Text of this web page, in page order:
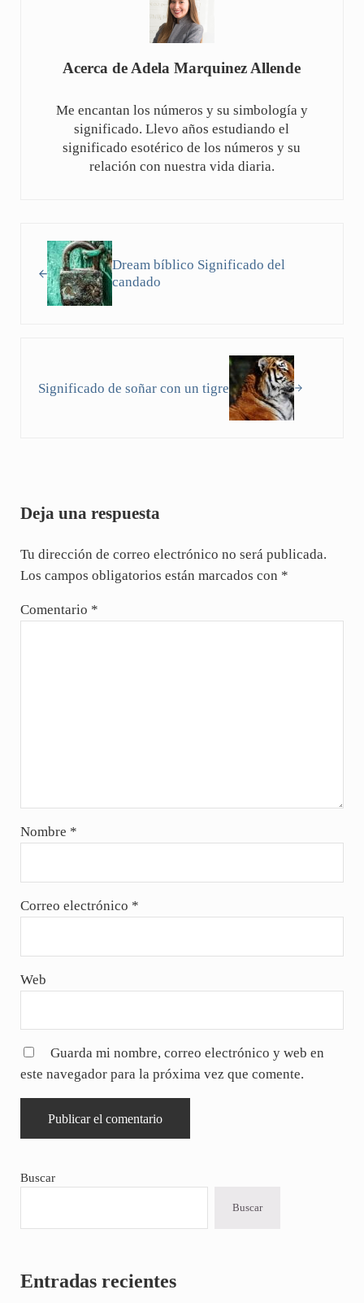
Acerca deAdela Marquinez Allende
Me encantan los números y su simbología y
significado. Llevo años estudiando el
significado esotérico de los números y su
relación con nuestra vida diaria.
Dream bíblico Significado del
candado
Significado de soñar con un tigre
Deja una respuesta
Tu dirección de correo electrónico no será publicada.
Los campos obligatorios están marcados con *
Comentario *
Nombre *
Correo electrónico *
Web
Guarda mi nombre, correo electrónico y web en
este navegador para la próxima vez que comente.
Sidebar
Buscar
Buscar
Entradas recientes